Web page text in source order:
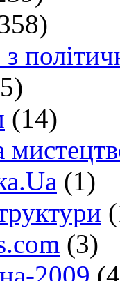
(14)
(1)
(3)
2009